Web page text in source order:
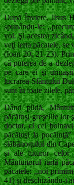
După Înviere, Iisus
spunându-le:
voi. Şi acestea
veţi ierta păcatele, se
(Ioan 20, 21-23).
că puterea de a
pe care ei şi
lucrarea Sfântului
sunt în toate zilele,
Dând pildă,
păcătoşi greşelile lor
doctor, ci cei
păcătoşi la
slăbănogului din
şi ale tuturor celor
Mântuitorul iartă
păcatele: ,,noi
41) şi deschizându-i